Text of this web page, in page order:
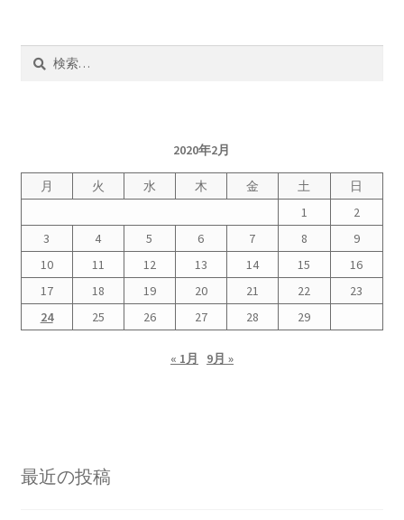
2020年2月
月 火 水 木 金 土
日
1
2
3
4 5 6 7 8
9
10
11 12 13 14 15
16
17
18 19 20 21 22
23
24
25 26 27 28 29
« 1月 9月 »
最近の投稿